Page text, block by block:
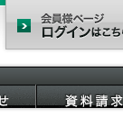
会員様ページ